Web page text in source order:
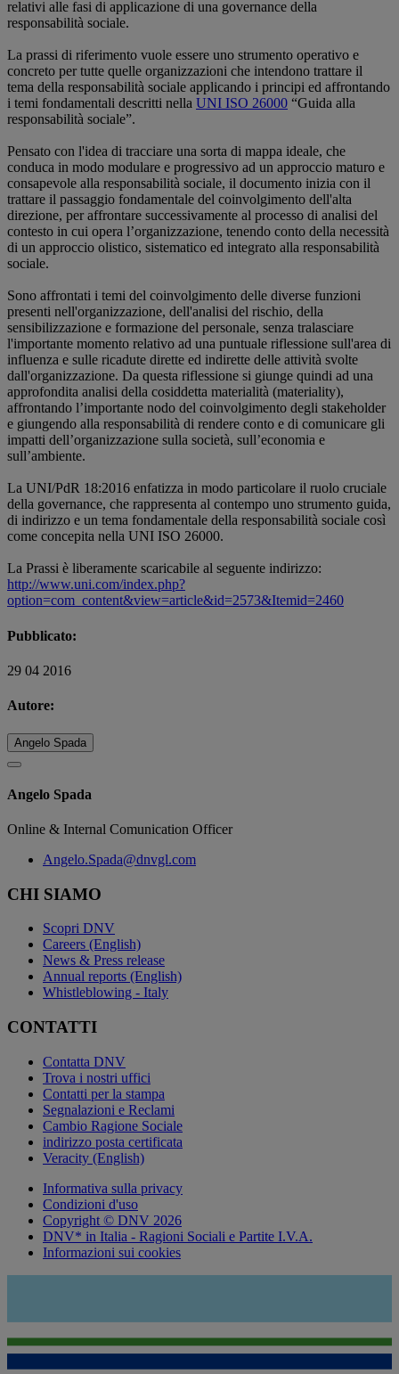
relativi alle fasi di applicazione di una governance della
responsabilità sociale.
La prassi di riferimento vuole essere uno strumento operativo e
concreto per tutte quelle organizzazioni che intendono trattare il
tema della responsabilità sociale applicando i principi ed affrontando
i temi fondamentali descritti nella UNI ISO 26000 “Guida alla
responsabilità sociale”.
Pensato con l'idea di tracciare una sorta di mappa ideale, che
conduca in modo modulare e progressivo ad un approccio maturo e
consapevole alla responsabilità sociale, il documento inizia con il
trattare il passaggio fondamentale del coinvolgimento dell'alta
direzione, per affrontare successivamente al processo di analisi del
contesto in cui opera l’organizzazione, tenendo conto della necessità
di un approccio olistico, sistematico ed integrato alla responsabilità
sociale.
Sono affrontati i temi del coinvolgimento delle diverse funzioni
presenti nell'organizzazione, dell'analisi del rischio, della
sensibilizzazione e formazione del personale, senza tralasciare
l'importante momento relativo ad una puntuale riflessione sull'area di
influenza e sulle ricadute dirette ed indirette delle attività svolte
dall'organizzazione. Da questa riflessione si giunge quindi ad una
approfondita analisi della cosiddetta materialità (materiality),
affrontando l’importante nodo del coinvolgimento degli stakeholder
e giungendo alla responsabilità di rendere conto e di comunicare gli
impatti dell’organizzazione sulla società, sull’economia e
sull’ambiente.
La UNI/PdR 18:2016 enfatizza in modo particolare il ruolo cruciale
della governance, che rappresenta al contempo uno strumento guida,
di indirizzo e un tema fondamentale della responsabilità sociale così
come concepita nella UNI ISO 26000.
La Prassi è liberamente scaricabile al seguente indirizzo:
http://www.uni.com/index.php?
option=com_content&view=article&id=2573&Itemid=2460
Pubblicato:
29 04 2016
Autore:
Angelo Spada
Angelo Spada
Online & Internal Comunication Officer
Angelo.Spada@dnvgl.com
CHI SIAMO
Scopri DNV
Careers (English)
News & Press release
Annual reports (English)
Whistleblowing - Italy
CONTATTI
Contatta DNV
Trova i nostri uffici
Contatti per la stampa
Segnalazioni e Reclami
Cambio Ragione Sociale
indirizzo posta certificata
Veracity (English)
Informativa sulla privacy
Condizioni d'uso
Copyright © DNV 2026
DNV* in Italia - Ragioni Sociali e Partite I.V.A.
Informazioni sui cookies